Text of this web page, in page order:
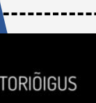
juurde